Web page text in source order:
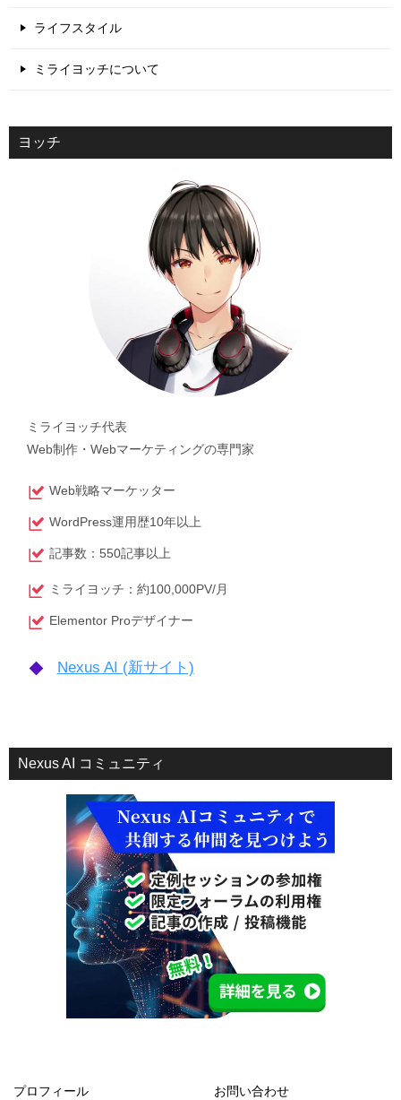
ライフスタイル
ミライヨッチについて
ヨッチ
ミライヨッチ代表
Web制作・Webマーケティングの専門家
Web戦略マーケッター
WordPress運用歴10年以上
記事数：550記事以上
ミライヨッチ：約100,000PV/月
Elementor Proデザイナー
Nexus AI (新サイト)
Nexus AI コミュニティ
プロフィール お問い合わせ